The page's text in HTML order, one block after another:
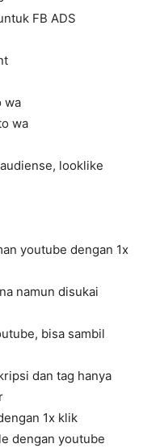
FB ADS
wa
wa
looklike
youtube dengan 1x
namun disukai
bisa sambil
dan tag hanya
1x klik
dengan youtube